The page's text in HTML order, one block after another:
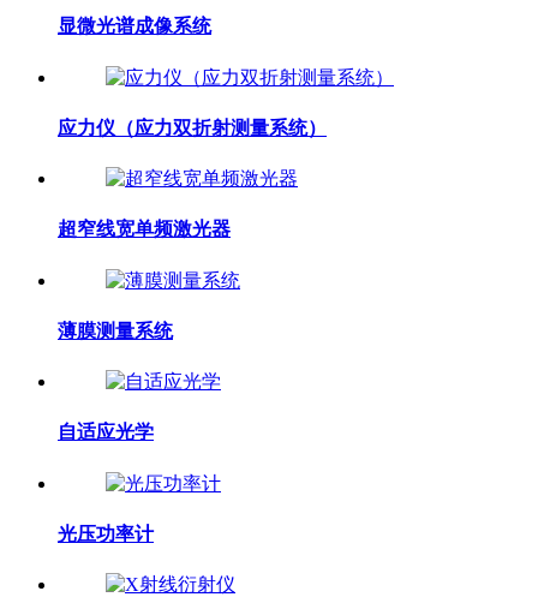
显微光谱成像系统
应力仪（应力双折射测量系统）
超窄线宽单频激光器
薄膜测量系统
自适应光学
光压功率计